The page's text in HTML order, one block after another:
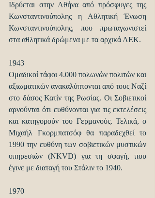
Ιδρύεται στην Αθήνα από πρόσφυγες της
Κωνσταντινούπολης η Αθλητική Ένωση
Κωνσταντινούπολης, που πρωταγωνιστεί
στα αθλητικά δρώμενα με τα αρχικά ΑΕΚ.
1943
Ομαδικοί τάφοι 4.000 πολωνών πολιτών και
αξιωματικών ανακαλύπτονται από τους Ναζί
στο δάσος Κατίν της Ρωσίας. Οι Σοβιετικοί
αρνούνται ότι ευθύνονται για τις εκτελέσεις
και κατηγορούν του Γερμανούς. Τελικά, ο
Μιχαήλ Γκορμπατσόφ θα παραδεχθεί το
1990 την ευθύνη των σοβιετικών μυστικών
υπηρεσιών (NKVD) για τη σφαγή, που
έγινε με διαταγή του Στάλιν το 1940.
1970